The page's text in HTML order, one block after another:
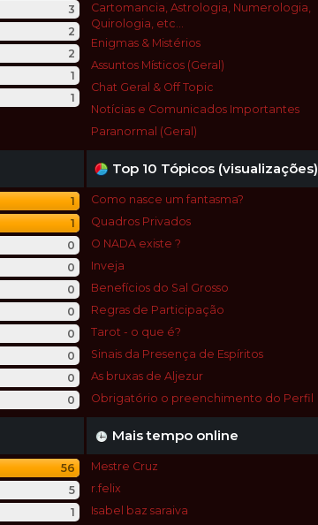
3
2
2
1
1
Cartomancia, Astrologia, Numerologia,
Quirologia, etc...
Enigmas & Mistérios
Assuntos Místicos (Geral)
Chat Geral & Off Topic
Notícias e Comunicados Importantes
Paranormal (Geral)
1
1
0
0
0
0
0
0
0
0
Top 10 Tópicos (visualizações)
Como nasce um fantasma?
Quadros Privados
O NADA existe ?
Inveja
Benefícios do Sal Grosso
Regras de Participação
Tarot - o que é?
Sinais da Presença de Espíritos
As bruxas de Aljezur
Obrigatório o preenchimento do Perfil
56
5
1
Mais tempo online
Mestre Cruz
r.felix
Isabel baz saraiva